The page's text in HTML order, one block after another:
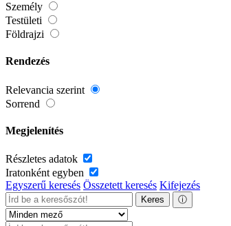
Személy
Testületi
Földrajzi
Rendezés
Relevancia szerint
Sorrend
Megjelenítés
Részletes adatok
Iratonként egyben
Egyszerű keresés Összetett keresés Kifejezés
Keres ⓘ